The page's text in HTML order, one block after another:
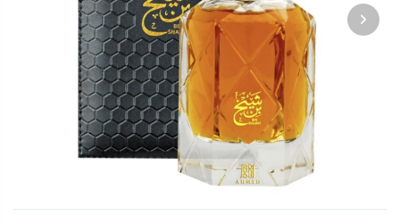
›